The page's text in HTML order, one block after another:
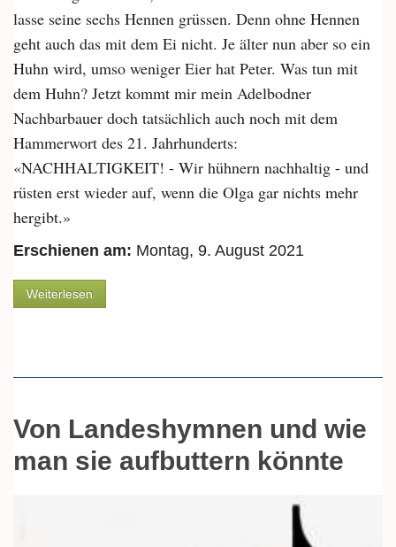
lasse seine sechs Hennen grüssen. Denn ohne Hennen
geht auch das mit dem Ei nicht. Je älter nun aber so ein
Huhn wird, umso weniger Eier hat Peter. Was tun mit
dem Huhn? Jetzt kommt mir mein Adelbodner
Nachbarbauer doch tatsächlich auch noch mit dem
Hammerwort des 21. Jahrhunderts:
«NACHHALTIGKEIT! - Wir hühnern nachhaltig - und
rüsten erst wieder auf, wenn die Olga gar nichts mehr
hergibt.»
Erschienen am: Montag, 9. August 2021
Weiterlesen
Von Landeshymnen und wie
man sie aufbuttern könnte